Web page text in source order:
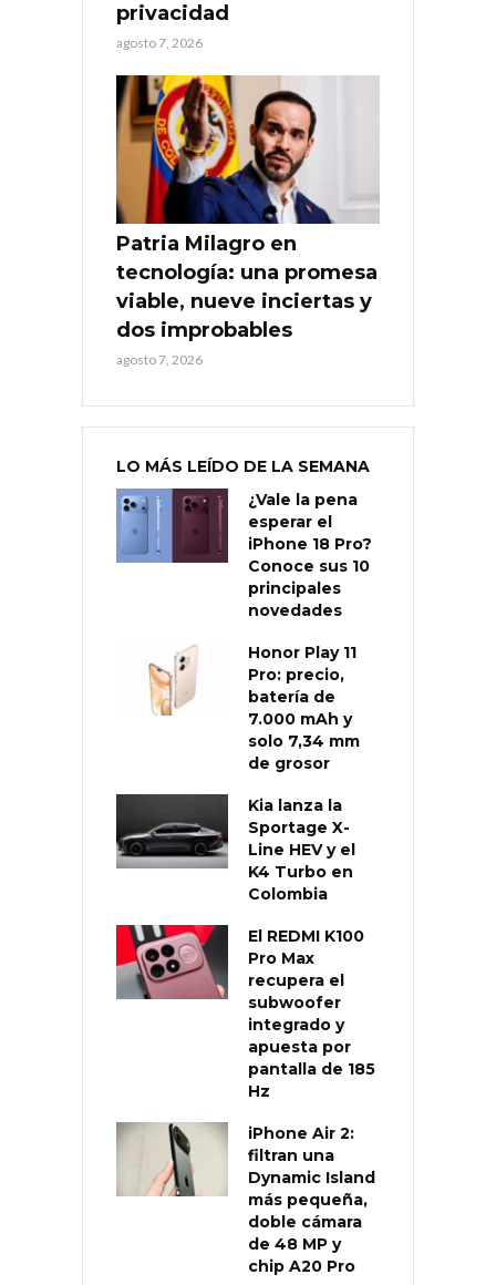
privacidad
agosto 7, 2026
Patria Milagro en
tecnología: una promesa
viable, nueve inciertas y
dos improbables
agosto 7, 2026
LO MÁS LEÍDO DE LA SEMANA
¿Vale la pena
esperar el
iPhone 18 Pro?
Conoce sus 10
principales
novedades
Honor Play 11
Pro: precio,
batería de
7.000 mAh y
solo 7,34 mm
de grosor
Kia lanza la
Sportage X-
Line HEV y el
K4 Turbo en
Colombia
El REDMI K100
Pro Max
recupera el
subwoofer
integrado y
apuesta por
pantalla de 185
Hz
iPhone Air 2:
filtran una
Dynamic Island
más pequeña,
doble cámara
de 48 MP y
chip A20 Pro